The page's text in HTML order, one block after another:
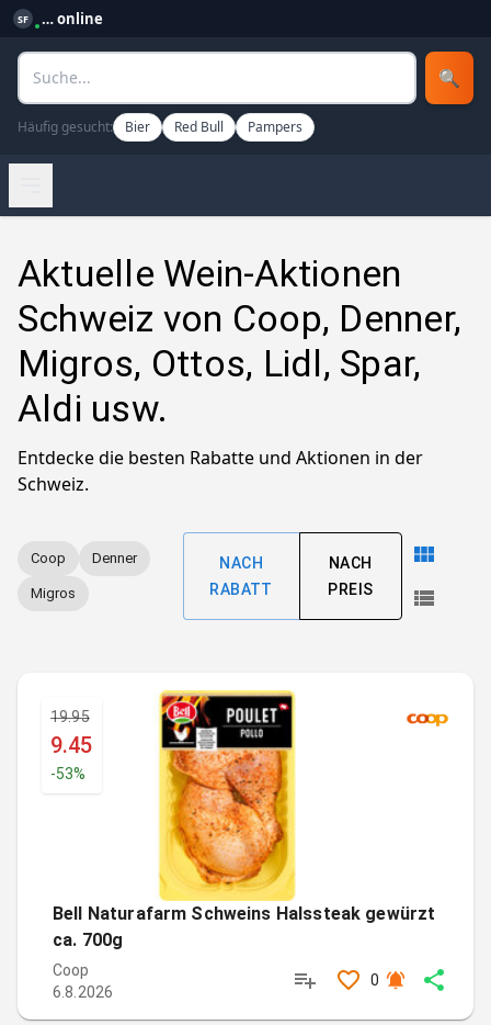
SF …online
🔍
Häufig gesucht: Bier Red Bull Pampers
Aktuelle Wein-Aktionen
Schweiz von Coop, Denner,
Migros, Ottos, Lidl, Spar,
Aldi usw.
Entdecke die besten Rabatte und Aktionen in der
Schweiz.
Coop Denner
Migros
NACH
RABATT
NACH
PREIS
19.95
9.45
-53%
Bell Naturafarm Schweins Halssteak gewürzt
ca. 700g
Coop
6.8.2026
0